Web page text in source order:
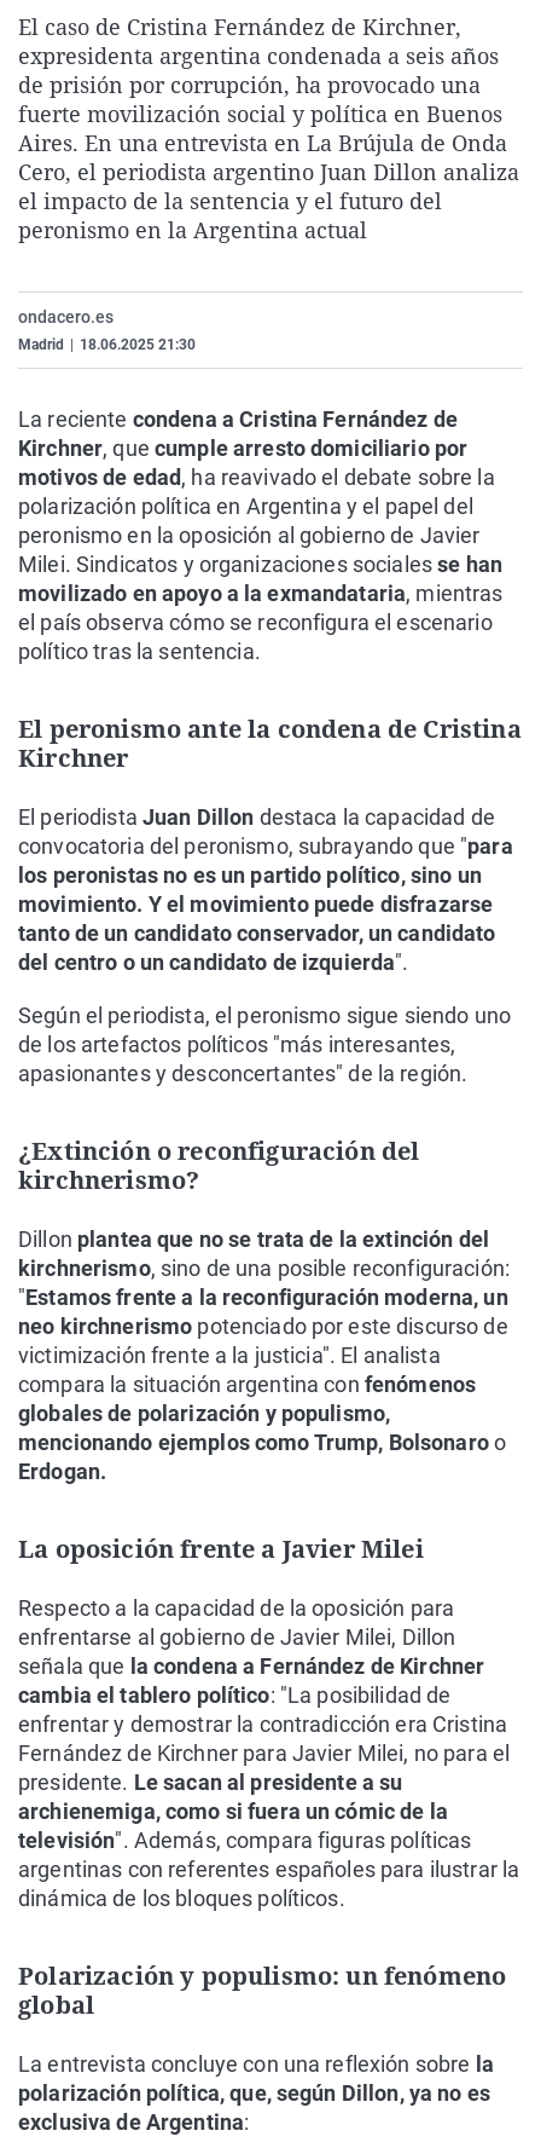
La rosa de los vientos
Gente viajera
Como el perro y el
Caso
Retornados
Equipo de
Operación Viuda
Extremadura
Galicia
La Rioja
Navarra
País Vasco
Virales
Televisión
Elecciones
El caso de Cristina Fernández de Kirchner,
expresidenta argentina condenada a seis años
de prisión por corrupción, ha provocado una
fuerte movilización social y política en Buenos
Aires. En una entrevista en La Brújula de Onda
Cero, el periodista argentino Juan Dillon analiza
el impacto de la sentencia y el futuro del
peronismo en la Argentina actual
ondacero.es
Madrid 18.06.2025 21:30
La reciente condena a Cristina Fernández de
Kirchner, que cumple arresto domiciliario por
motivos de edad, ha reavivado el debate sobre la
polarización política en Argentina y el papel del
peronismo en la oposición al gobierno de Javier
Milei. Sindicatos y organizaciones socialesse han
movilizado en apoyo a la exmandataria, mientras
el país observa cómo se reconfigura el escenario
político tras la sentencia.
El peronismo ante la condena de Cristina
Kirchner
El periodista Juan Dillon destaca la capacidad de
convocatoria del peronismo, subrayando que "para
los peronistas no es un partido político, sino un
movimiento. Y el movimiento puede disfrazarse
tanto de un candidato conservador, un candidato
del centro o un candidato de izquierda".
Según el periodista, el peronismo sigue siendo uno
de los artefactos políticos "más interesantes,
apasionantes y desconcertantes" de la región.
¿Extinción o reconfiguración del
kirchnerismo?
Dillon plantea que no se trata de la extinción del
kirchnerismo, sino de una posible reconfiguración:
"Estamos frente a la reconfiguración moderna, un
neo kirchnerismo potenciado por este discurso de
victimización frente a la justicia". El analista
compara la situación argentina con fenómenos
globales de polarización y populismo,
mencionando ejemplos como Trump, Bolsonaroo
Erdogan.
La oposición frente a Javier Milei
Respecto a la capacidad de la oposición para
enfrentarse al gobierno de Javier Milei, Dillon
señala que la condena a Fernández de Kirchner
cambia el tablero político: "La posibilidad de
enfrentar y demostrar la contradicción era Cristina
Fernández de Kirchner para Javier Milei, no para el
presidente. Le sacan al presidente a su
archienemiga, como si fuera un cómic de la
televisión". Además, compara figuras políticas
argentinas con referentes españoles para ilustrar la
dinámica de los bloques políticos.
Polarización y populismo: un fenómeno
global
La entrevista concluye con una reflexión sobre la
polarización política, que, según Dillon, ya no es
exclusiva de Argentina: